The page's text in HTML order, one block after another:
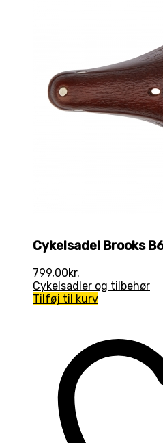
Cykelsadel Brooks
799,00kr.
Cykelsadler og tilbehør
Tilføj til kurv